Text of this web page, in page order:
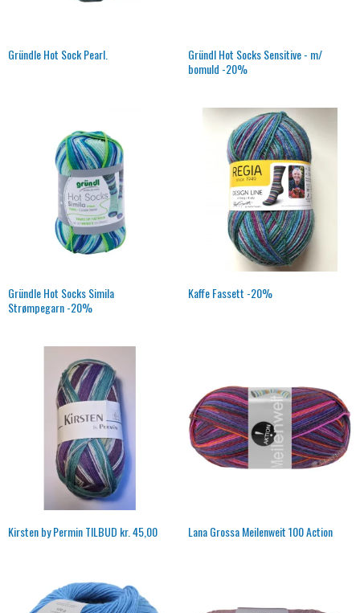
Gründle Hot Sock Pearl.
Gründl Hot Socks Sensitive - m/
bomuld -20%
Gründle Hot Socks Simila
Strømpegarn -20%
Kaffe Fassett -20%
Kirsten by Permin TILBUD kr. 45,00 Lana Grossa Meilenweit 100 Action